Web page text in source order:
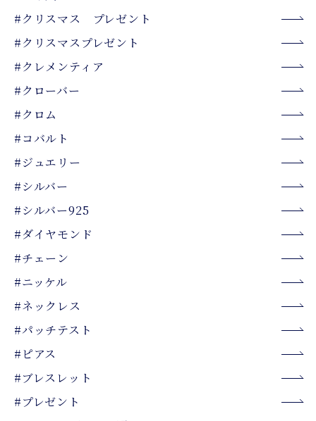
#クリスマス プレゼント
#クリスマスプレゼント
#クレメンティア
#クローバー
#クロム
#コバルト
#ジュエリー
#シルバー
#シルバー925
#ダイヤモンド
#チェーン
#ニッケル
#ネックレス
#パッチテスト
#ピアス
#ブレスレット
#プレゼント